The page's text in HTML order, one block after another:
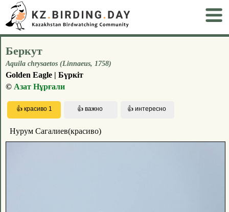
Беркут
Aquila chrysaetos (Linnaeus, 1758)
Golden Eagle | Бүркіт
© Азат Нұрғали
Нурум Сагалиев(красиво)